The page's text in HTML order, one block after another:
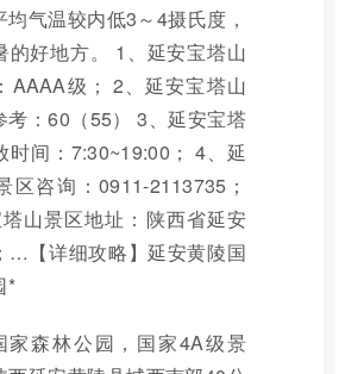
均气温较内低3～4摄氏度，
的好地方。 1、延安宝塔山
AAAA级； 2、延安宝塔山
考：60（55） 3、延安宝塔
时间：7:30~19:00； 4、延
区咨询：0911-2113735；
山景区地址：陕西省延安
…【详细攻略】延安黄陵国
*
家森林公园，国家4A级景